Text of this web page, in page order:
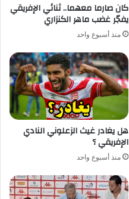
كان صارما معهما.. ثنائي الإفريقي
يفجّر غضب ماهر الكنزاري
منذ أسبوع واحد
هل يغادر غيث الزعلوني النادي
الإفريقي ؟
منذ أسبوع واحد